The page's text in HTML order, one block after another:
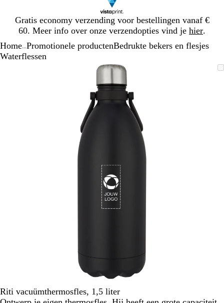
Gratis economy verzending voor bestellingen vanaf €
60. Meer info over onze verzendopties vind je hier.
1
Home Promotionele productenBedrukte bekers en flesjes
Waterflessen
Zoombare
afbeelding
Gezoomd
minimum
Klik
uit
vouwen
Gebruik
plus-
en
mintoetsen
zoomen
pijltjestoetsen
te
zwenken
Riti vacuümthermosfles, 1,5 liter